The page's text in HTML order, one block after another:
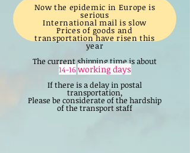
Now the epidemic in Europe is
serious
International mail is slow
Prices of goods and
transportation have risen this
year
The current shipping time is about
14-16working days
If there is a delay in postal
transportation,
Please be considerate of the hardship
of the transport staff